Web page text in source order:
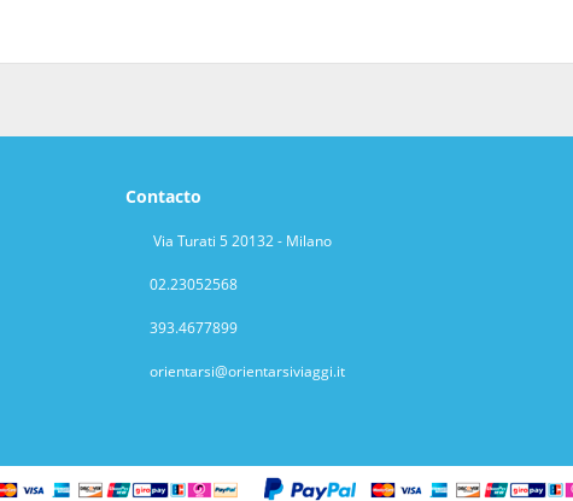
Te sentirás como en tu propia casa en cualquiera de las 50
teléfono.
servicio de habitaciones con horario limitado. Apaga la sed con tu
Tendrás conexión a Internet por cable gratis, un servicio de
de transporte al aeropuerto (ida y vuelta) de pago disponible 24 horas.
Contacto
Via Turati 5 20132 - Milano
02.23052568
393.4677899
orientarsi@orientarsiviaggi.it